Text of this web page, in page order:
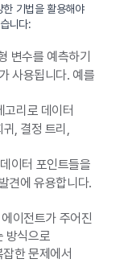
기법을 활용해야
니다:
변수를 예측하기
사용됩니다. 예를
리로 데이터
, 결정 트리,
이터 포인트들을
견에 유용합니다.
이전트가 주어진
방식으로
한 문제에서